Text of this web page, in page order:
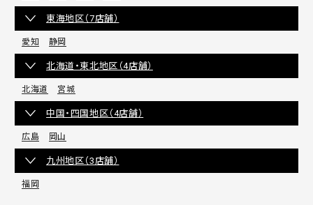
東海地区（7店舗）
愛知 静岡
北海道・東北地区（4店舗）
北海道 宮城
中国・四国地区（4店舗）
広島 岡山
九州地区（3店舗）
福岡